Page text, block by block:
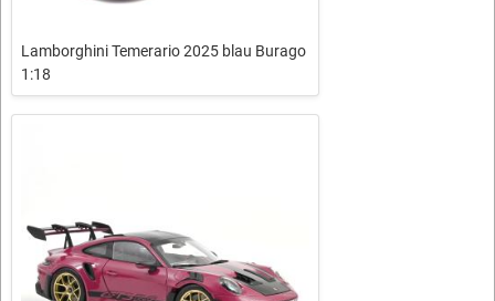
Lamborghini Temerario 2025 blau Burago
1:18